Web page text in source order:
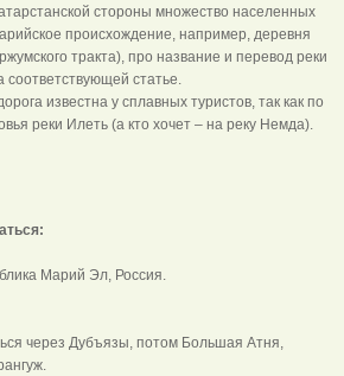
стороны множество населенных
происхождение, например, деревня
тракта), про название и перевод реки
статье.
известна у сплавных туристов, так как по
реки Илеть (а кто хочет – на реку Немда).
Марий Эл, Россия.
через Дубъязы, потом Большая Атня,